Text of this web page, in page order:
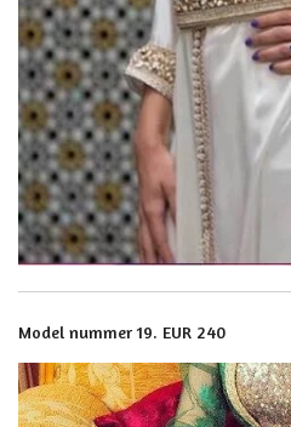
Model nummer 19. EUR 240